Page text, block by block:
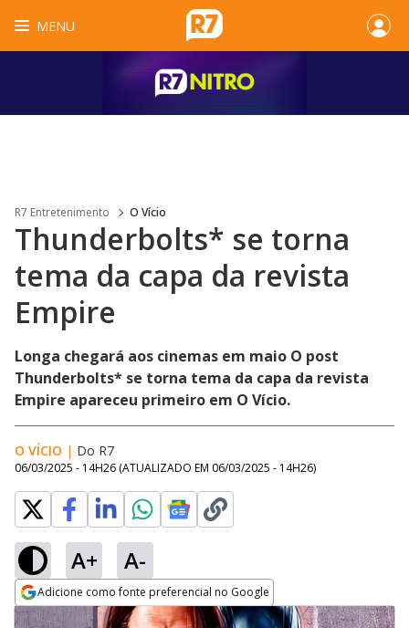
MENU
R7 Entretenimento O Vício
Thunderbolts* se torna
tema da capa da revista
Empire
Longa chegará aos cinemas em maio O post
Thunderbolts* se torna tema da capa da revista
Empire apareceu primeiro em O Vício.
O VÍCIO | Do R7
06/03/2025 - 14H26 (ATUALIZADO EM 06/03/2025 - 14H26)
A+ A-
Adicione como fonte preferencial no Google
Opens in new window